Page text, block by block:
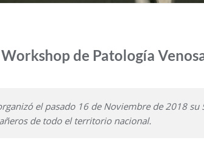
de Patología
el pasado 16 de Noviembre de 2018 su
de todo el territorio nacional.